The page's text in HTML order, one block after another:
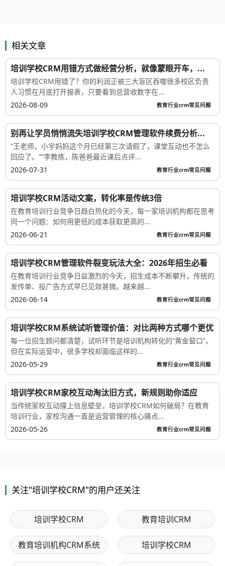
相关文章
培训学校CRM用错方式做经营分析，就像蒙眼开车，...
培训学校CRM用错了？你的利润正被三大盲区吞噬很多校区负责
人习惯在月底打开报表，只要看到总营收数字在...
2026-08-09
教育行业crm常见问题
别再让学员悄悄流失培训学校CRM管理软件续费分析...
“王老师，小宇妈妈这个月已经第三次请假了，课堂互动也不怎么
回应了。”“李教练，陈爸爸最近课后点评...
2026-07-31
教育行业crm常见问题
培训学校CRM活动文案，转化率是传统3倍
在教育培训行业竞争日趋白热化的今天，每一家培训机构都在思考
同一个问题：如何用更低的成本获取更高的...
2026-06-21
教育行业crm常见问题
培训学校CRM管理软件裂变玩法大全：2026年招生必看
在教育培训行业竞争日益激烈的今天，招生成本不断攀升，传统的
发传单、投广告方式早已见效甚微。越来越...
2026-06-14
教育行业crm常见问题
培训学校CRM系统试听管理价值：对比两种方式哪个更优
每一位招生顾问都清楚，试听环节是培训机构转化的“黄金窗口”。
但在实际运营中，很多学校却面临这样的...
2026-05-29
教育行业crm常见问题
培训学校CRM家校互动淘汰旧方式，新规则助你适应
当传统家校互动撞上信息壁垒，培训学校CRM如何破局？在教育
培训行业，家校沟通一直是运营管理的核心痛点...
2026-05-26
教育行业crm常见问题
关注"培训学校CRM"的用户还关注
培训学校CRM 教育培训CRM
教育培训机构CRM系统 培训学校CRM